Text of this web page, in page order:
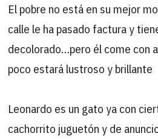
El pobre no está en su mejor
calle le ha pasado factura y
decolorado…pero él come con
poco estará lustroso y brillante
Leonardo es un gato ya con
cachorrito juguetón y de